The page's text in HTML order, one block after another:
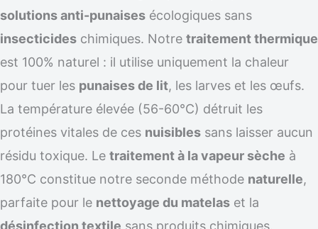
solutions anti-punaises écologiques sans
insecticides chimiques. Notre traitement thermique
est 100% naturel : il utilise uniquement la chaleur
pour tuer les punaises de lit, les larves et les œufs.
La température élevée (56-60°C) détruit les
protéines vitales de ces nuisibles sans laisser aucun
résidu toxique. Le traitement à la vapeur sèche à
180°C constitue notre seconde méthode naturelle,
parfaite pour le nettoyage du matelas et la
désinfection textile sans produits chimiques.